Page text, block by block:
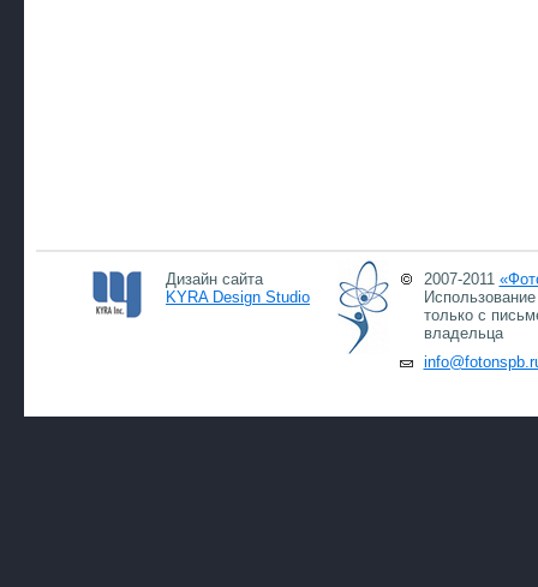
Дизайн сайта
KYRA Design Studio
2007-2011
только с
владельца